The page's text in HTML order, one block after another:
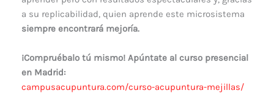
a su replicabilidad, quien aprende este microsistema
siempre encontrará mejoría.
¡Compruébalo tú mismo! Apúntate al curso presencial
en Madrid:
campusacupuntura.com/curso-acupuntura-mejillas/